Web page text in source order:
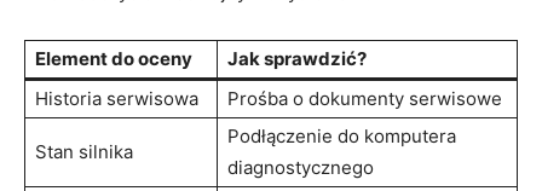
Element ​do oceny
Jak⁣ sprawdzić?
Historia serwisowa
Prośba o‌ dokumenty serwisowe
Stan‍ silnika
Podłączenie ⁢do komputera
diagnostycznego